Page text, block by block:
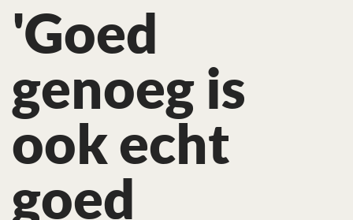
'Goed
genoeg is
ook echt
goed